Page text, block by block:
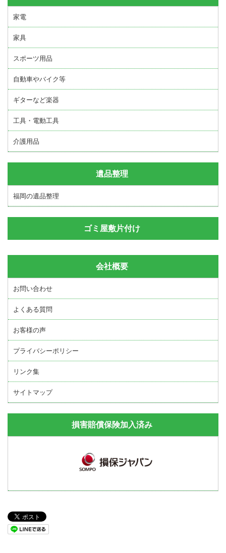
家電
家具
スポーツ用品
自動車やバイク等
ギターなど楽器
工具・電動工具
介護用品
遺品整理
福岡の遺品整理
ゴミ屋敷片付け
会社概要
お問い合わせ
よくある質問
お客様の声
プライバシーポリシー
リンク集
サイトマップ
損害賠償保険加入済み